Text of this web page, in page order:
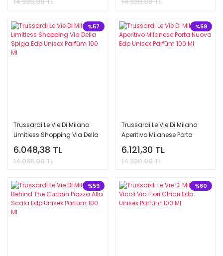
%57
Trussardi Le Vie Di Milano
Limitless Shopping Via Della
Spiga Edp Unisex Parfüm 100
Ml
6.048,38 TL
14.066,00 TL
%59
Trussardi Le Vie Di Milano
Aperitivo Milanese Porta
Nuova Edp Unisex Parfüm
100 Ml
6.121,30 TL
14.930,00 TL
%59 %60